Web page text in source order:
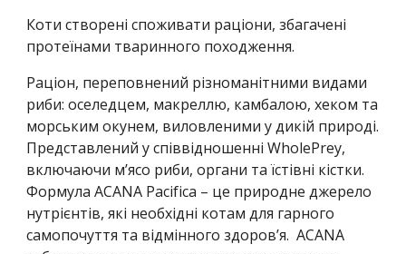
Коти створені споживати раціони, збагачені
протеїнами тваринного походження.
Раціон, переповнений різноманітними видами
риби: оселедцем, макреллю, камбалою, хеком та
морським окунем, виловленими у дикій природі.
Представлений у співвідношенні WholePrey,
включаючи м’ясо риби, органи та їстівні кістки.
Формула ACANA Pacifica – це природне джерело
нутрієнтів, які необхідні котам для гарного
самопочуття та відмінного здоров’я. ACANA